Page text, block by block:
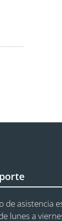
de asistencia
lunes a